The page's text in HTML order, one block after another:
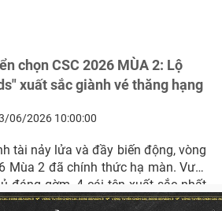
chọn CSC 2026 MÙA 2: Lộ
xuất sắc giành vé thăng hạng
06/2026 10:00:00
tài nảy lửa và đầy biến động, vòng
Mùa 2 đã chính thức hạ màn. Vượt
đáng gờm, 4 cái tên xuất sắc nhất
mình vào bản đồ bán chuyên của